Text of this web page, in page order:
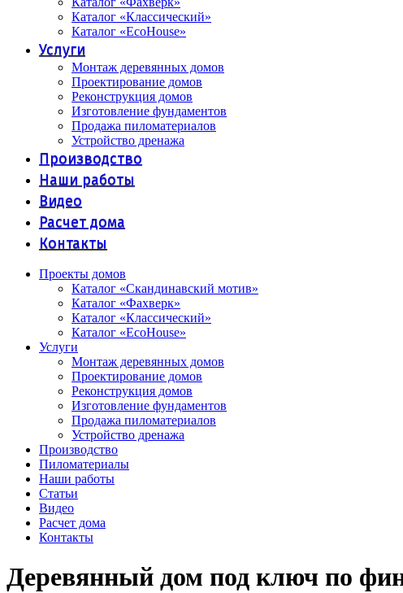
Каталог «Классический»
Каталог «EcoHouse»
Услуги
Монтаж деревянных домов
Проектирование домов
Реконструкция домов
Изготовление фундаментов
Продажа пиломатериалов
Устройство дренажа
Производство
Наши работы
Видео
Расчет дома
Контакты
Проекты домов
Каталог «Скандинавский мотив»
Каталог «Фахверк»
Каталог «Классический»
Каталог «EcoHouse»
Услуги
Монтаж деревянных домов
Проектирование домов
Реконструкция домов
Изготовление фундаментов
Продажа пиломатериалов
Устройство дренажа
Производство
Пиломатериалы
Наши работы
Статьи
Видео
Расчет дома
Контакты
Деревянный дом под ключ по